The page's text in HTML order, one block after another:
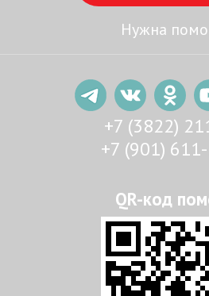
Нужна
+7 (3822)
+7 (901)